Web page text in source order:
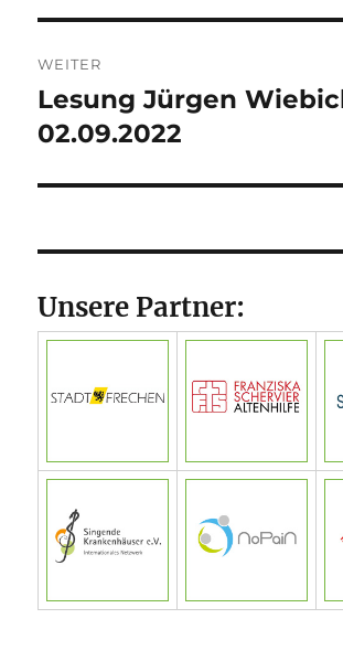
WEITER
Nächster
Beitrag:
Lesung Jürgen
02.09.2022
Unsere Partner: